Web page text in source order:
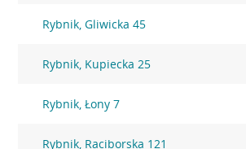
Rybnik, Gliwicka 45
Rybnik, Kupiecka 25
Rybnik, Łony 7
Rybnik, Raciborska 121